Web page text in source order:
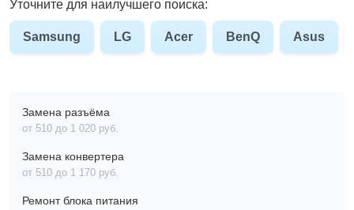
Уточните для наилучшего поиска:
Samsung LG Acer BenQ Asus
Замена разъёма
от 510 до 1 020 pyб.
Замена конвертера
от 510 до 1 170 pyб.
Ремонт блока питания